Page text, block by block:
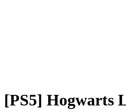
[PS5] Hogwarts